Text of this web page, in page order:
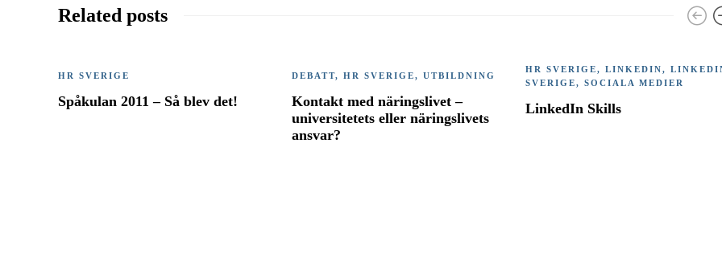
Related posts
HR SVERIGE
Spåkulan 2011 – Så blev det!
DEBATT, HR SVERIGE, UTBILDNING
Kontakt med näringslivet –
universitetets eller näringslivets
ansvar?
HR SVERIGE, LINKEDIN,
SVERIGE, SOCIALA MEDIER
LinkedIn Skills